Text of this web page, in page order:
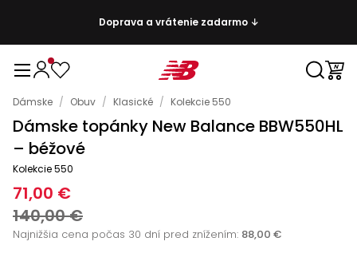
Doprava a vrátenie zadarmo ↓
Dámske / Obuv / Klasické / Kolekcie 550
Dámske topánky New Balance BBW550HL
– béžové
Kolekcie 550
71,00 €
140,00 €
Najnižšia cena počas 30 dní pred znížením: 88,00 €